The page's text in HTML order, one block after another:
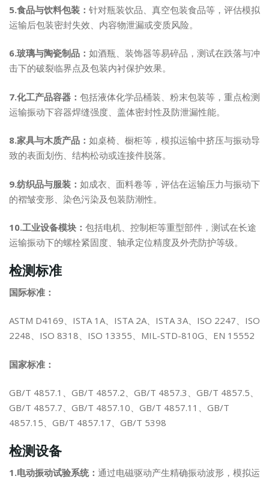
5.食品与饮料包装： 针对瓶装饮品、真空包装食品等，评估模拟
运输后包装密封失效、内容物泄漏或变质风险。
6.玻璃与陶瓷制品： 如酒瓶、装饰器等易碎品，测试在跌落与冲
击下的破裂临界点及包装内衬保护效果。
7.化工产品容器： 包括液体化学品桶装、粉末包装等，重点检测
运输振动下容器焊缝强度、盖体密封性及防泄漏性能。
8.家具与木质产品： 如桌椅、橱柜等，模拟运输中挤压与振动导
致的表面划伤、结构松动或连接件脱落。
9.纺织品与服装： 如成衣、面料卷等，评估在运输压力与振动下
的褶皱变形、染色污染及包装防潮性。
10.工业设备模块： 包括电机、控制柜等重型部件，测试在长途
运输振动下的螺栓紧固度、轴承定位精度及外壳防护等级。
检测标准
国际标准：
ASTM D4169、ISTA 1A、ISTA 2A、ISTA 3A、ISO 2247、ISO
2248、ISO 8318、ISO 13355、MIL-STD-810G、EN 15552
国家标准：
GB/T 4857.1、GB/T 4857.2、GB/T 4857.3、GB/T 4857.5、
GB/T 4857.7、GB/T 4857.10、GB/T 4857.11、GB/T
4857.15、GB/T 4857.17、GB/T 5398
检测设备
1.电动振动试验系统： 通过电磁驱动产生精确振动波形，模拟运